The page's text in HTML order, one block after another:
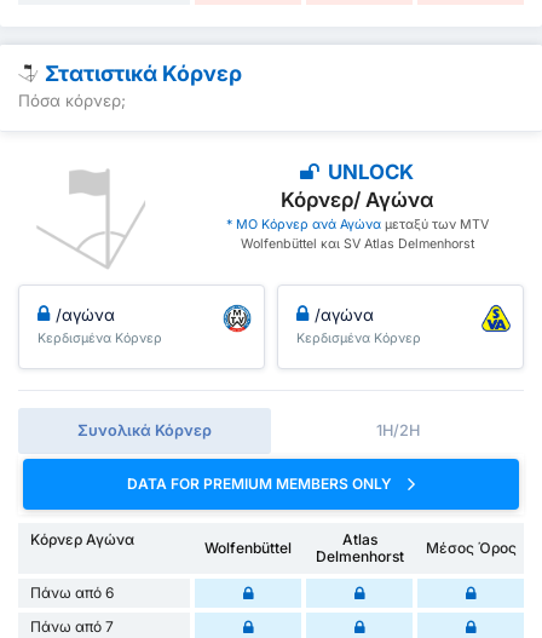
Στατιστικά Κόρνερ
Πόσα κόρνερ;
UNLOCK
Κόρνερ/ Αγώνα
* ΜΟ Κόρνερ ανά Αγώνα μεταξύ των MTV
Wolfenbüttel και SV Atlas Delmenhorst
/αγώνα
Κερδισμένα Κόρνερ
/αγώνα
Κερδισμένα Κόρνερ
Συνολικά Κόρνερ 1H/2H
DATA FOR PREMIUM MEMBERS ONLY
Κόρνερ Αγώνα Wolfenbüttel
Atlas
Delmenhorst
Μέσος Όρος
Πάνω από 6
Πάνω από 7